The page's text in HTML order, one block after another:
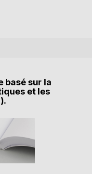
basé sur la
et les